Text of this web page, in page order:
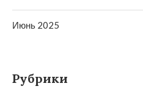
Июнь 2025
Рубрики